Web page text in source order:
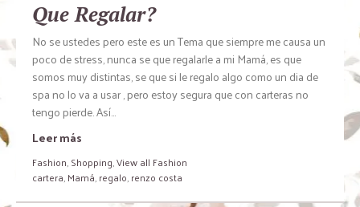
Que Regalar?
No se ustedes pero este es un Tema que siempre me causa un
poco de stress, nunca se que regalarle a mi Mamá, es que
somos muy distintas, se que si le regalo algo como un dia de
spa no lo va a usar , pero estoy segura que con carteras no
tengo pierde. Así…
Leer más
Fashion,Shopping,View all Fashion
cartera,Mamá,regalo,renzo costa